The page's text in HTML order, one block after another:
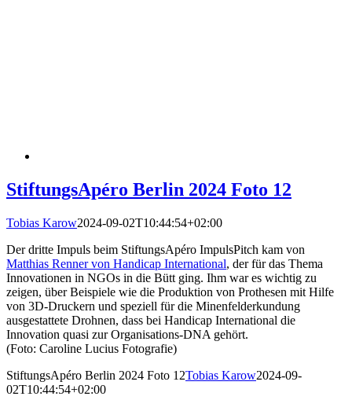
StiftungsApéro Berlin 2024 Foto 12
Tobias Karow2024-09-02T10:44:54+02:00
Der dritte Impuls beim StiftungsApéro ImpulsPitch kam von
Matthias Renner von Handicap International, der für das Thema
Innovationen in NGOs in die Bütt ging. Ihm war es wichtig zu
zeigen, über Beispiele wie die Produktion von Prothesen mit Hilfe
von 3D-Druckern und speziell für die Minenfelderkundung
ausgestattete Drohnen, dass bei Handicap International die
Innovation quasi zur Organisations-DNA gehört.
(Foto: Caroline Lucius Fotografie)
StiftungsApéro Berlin 2024 Foto 12Tobias Karow2024-09-
02T10:44:54+02:00